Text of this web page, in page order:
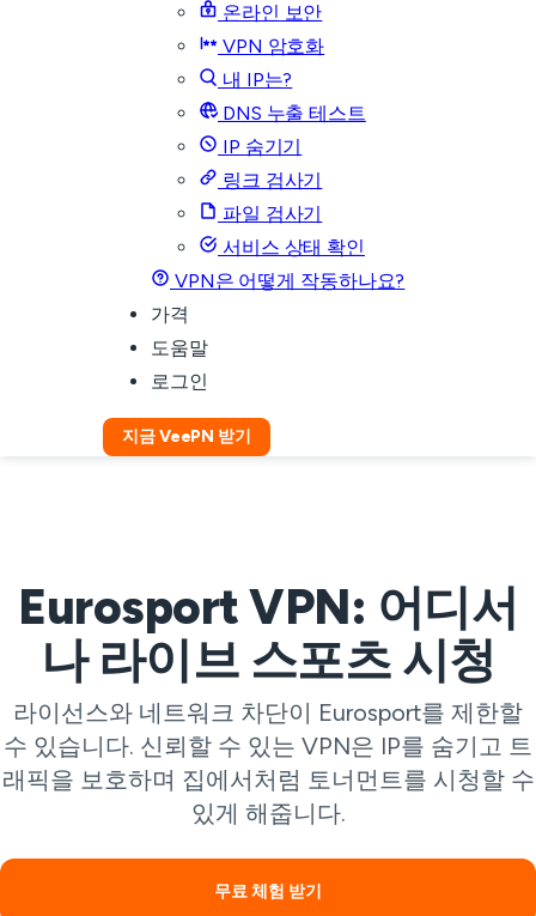
온라인 보안
VPN 암호화
내 IP는?
DNS 누출 테스트
IP 숨기기
링크 검사기
파일 검사기
서비스 상태 확인
VPN은 어떻게 작동하나요?
가격
도움말
로그인
지금 VeePN 받기
Eurosport VPN: 어디서
나 라이브 스포츠 시청
라이선스와 네트워크 차단이 Eurosport를 제한할
수 있습니다. 신뢰할 수 있는 VPN은 IP를 숨기고 트
래픽을 보호하며 집에서처럼 토너먼트를 시청할 수
있게 해줍니다.
무료 체험 받기